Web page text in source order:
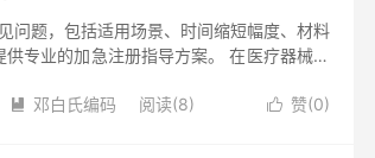
问题，包括适用场景、时间缩短幅度、材料
专业的加急注册指导方案。 在医疗器械、
 赞(0)
 邓白氏编码 阅读(8)